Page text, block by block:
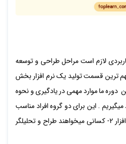
کاربردی لازم است مراحل طراحی و توسعه
ترین قسمت تولید یک نرم افزار بخش
ما موارد مهمی در یادگیری و نحوه
. این برای دو گروه افراد مناسب
است : 1- توسعه دهندگان نرم افزار 2- کسانی میخواهند طراح و تحلیلگر